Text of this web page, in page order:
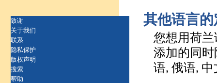
致谢
关于我们
联系
隐私保护
版权声明
搜索
帮助
其他语言的
您想用荷
添加的同
语, 俄语,